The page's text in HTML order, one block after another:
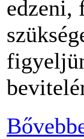
edzeni,